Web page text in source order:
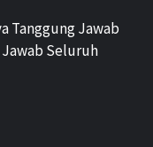
Tanggung Jawab
Seluruh